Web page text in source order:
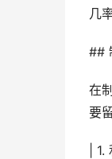
几
##
在
要
|